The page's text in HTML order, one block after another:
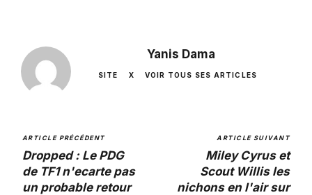
Yanis Dama
SITE X VOIR TOUS SES ARTICLES
ARTICLE PRÉCÉDENT
Dropped : Le PDG
de TF1 n'ecarte pas
un probable retour
ARTICLE SUIVANT
Miley Cyrus et
Scout Willis les
nichons en l'air sur